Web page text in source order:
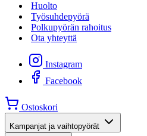
Huolto
Työsuhdepyörä
Polkupyörän rahoitus
Ota yhteyttä
Instagram
Facebook
Ostoskori
Kampanjat ja vaihtopyörät